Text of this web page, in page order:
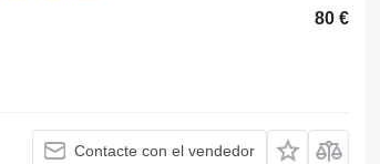
80 €
Contacte con el vendedor